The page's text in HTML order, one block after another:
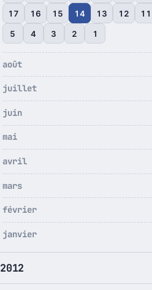
17 16 15 14 13 12 11
5 4 3 2 1
août
juillet
juin
mai
avril
mars
février
janvier
2012